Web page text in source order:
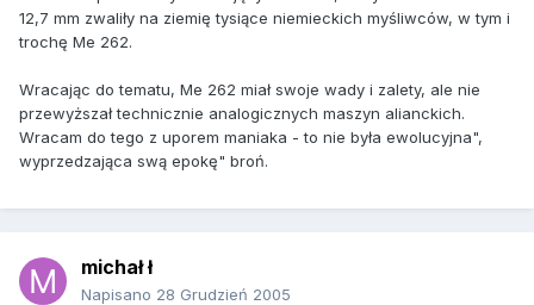
12,7 mm zwaliły na ziemię tysiące niemieckich myśliwców, w tym i
trochę Me 262.
Wracając do tematu, Me 262 miał swoje wady i zalety, ale nie
przewyższał technicznie analogicznych maszyn alianckich.
Wracam do tego z uporem maniaka - to nie była ewolucyjna",
wyprzedzająca swą epokę" broń.
michał ł
Napisano 28 Grudzień 2005